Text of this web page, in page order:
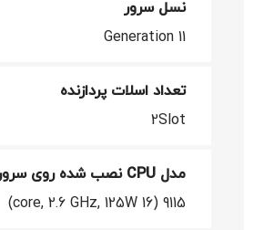
نسل سرور
Generation 11
تعداد اسلات پردازنده
2Slot
مدل CPU نصب شده روی سرور
9115 (16 core, 2.6 GHz, 125W)